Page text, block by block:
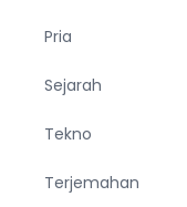
Pria
Sejarah
Tekno
Terjemahan